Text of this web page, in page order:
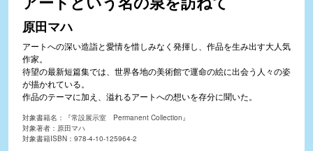
原田マハ
アートへの深い造詣と愛情を惜しみなく発揮し、作品を生み出す大人気
作家。
待望の最新短篇集では、世界各地の美術館で運命の絵に出会う人々の姿
が描かれている。
作品のテーマに加え、溢れるアートへの想いを存分に聞いた。
対象書籍名：『常設展示室 Permanent Collection』
対象著者：原田マハ
対象書籍ISBN：978-4-10-125964-2